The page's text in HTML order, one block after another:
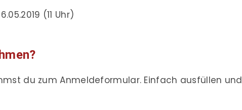
(11 Uhr)
du zum Anmeldeformular. Einfach ausfüllen und